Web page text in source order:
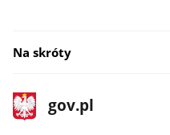
Na skróty
stopka
gov.pl
Strona
gov.pl